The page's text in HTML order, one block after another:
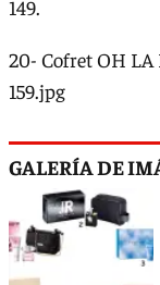
149.
20- Cofret OH LA
159.jpg
GALERÍA DE